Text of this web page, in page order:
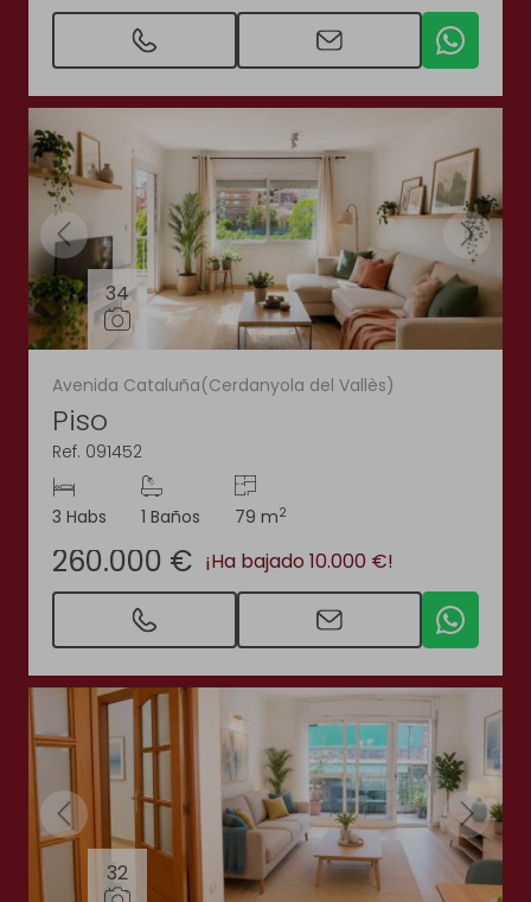
34
Avenida Cataluña(Cerdanyola del Vallès)
Piso
Ref. 091452
3 Habs 1 Baños 79 m2
260.000 € ¡Ha bajado 10.000 €!
32